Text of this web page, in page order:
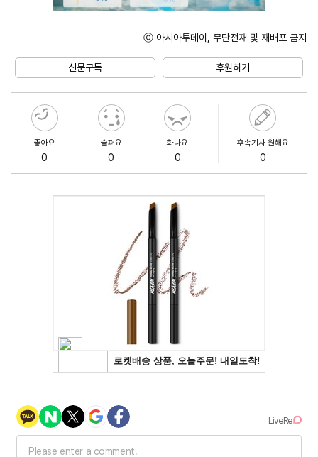
ⓒ 아시아투데이, 무단전재 및 재배포 금지
신문구독 후원하기
좋아요
0
슬퍼요
0
화나요
0
후속기사 원해요
0